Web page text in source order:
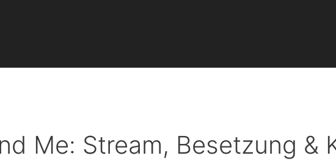
Me: Stream, Besetzung &